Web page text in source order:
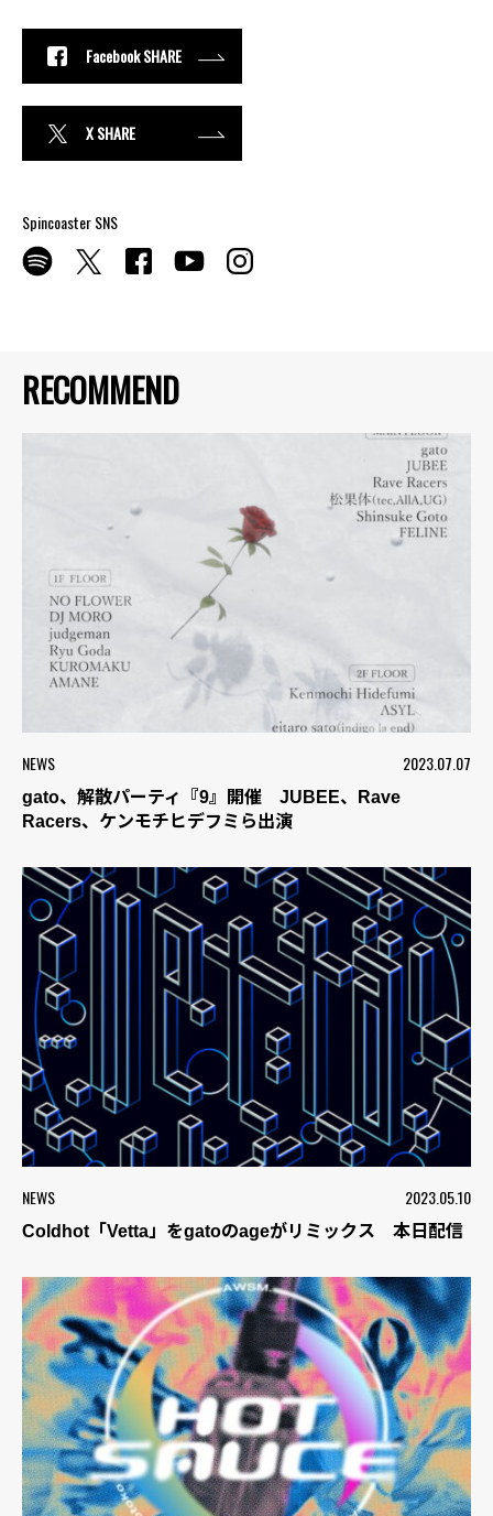
RECOMMEND
NEWS 2023.07.07
gato、解散パーティ『9』開催 JUBEE、Rave
Racers、ケンモチヒデフミら出演
NEWS 2023.05.10
Coldhot「Vetta」をgatoのageがリミックス 本日配信
Facebook SHARE
X SHARE
Spincoaster SNS